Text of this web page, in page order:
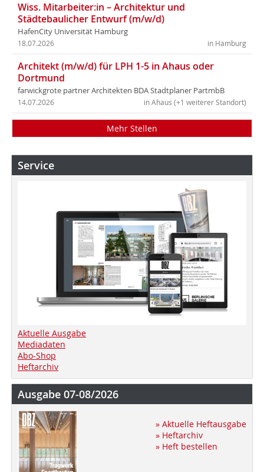
Wiss. Mitarbeiter:in – Architektur und
Städtebaulicher Entwurf (m/w/d)
HafenCity Universität Hamburg
in Hamburg
18.07.2026
Architekt (m/w/d) für LPH 1-5 in Ahaus oder
Dortmund
farwickgrote partner Architekten BDA Stadtplaner PartmbB
in Ahaus (+1 weiterer Standort)
14.07.2026
Mehr Stellen
Service
Aktuelle Ausgabe
Mediadaten
Abo-Shop
Heftarchiv
Ausgabe 07-08/2026
» Aktuelle Heftausgabe
» Heftarchiv
» Heft bestellen